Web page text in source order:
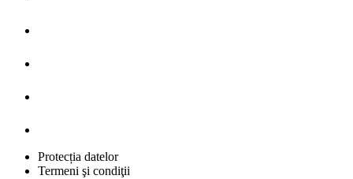
Protecția datelor
Termeni şi condiţii